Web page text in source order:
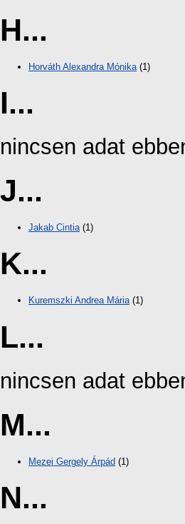
H...
Horváth Alexandra Mónika (1)
I...
nincsen adat
J...
Jakab Cintia(1)
K...
Kuremszki Andrea Mária(1)
L...
nincsen adat
M...
Mezei Gergely Árpád (1)
N...